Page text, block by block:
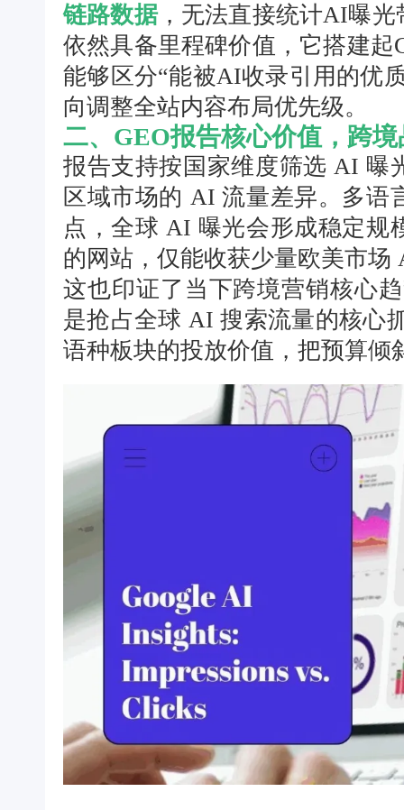
链路数据，无法直接统计AI曝
依然具备里程碑价值，它搭建
能够区分“能被AI收录引用的优
向调整全站内容布局优先级。
二、GEO报告核心价值，跨
报告支持按国家维度筛选 AI 曝
区域市场的 AI 流量差异。多语
点，全球 AI 曝光会形成稳定规
的网站，仅能收获少量欧美市
这也印证了当下跨境营销核心
是抢占全球 AI 搜索流量的核心
语种板块的投放价值，把预算